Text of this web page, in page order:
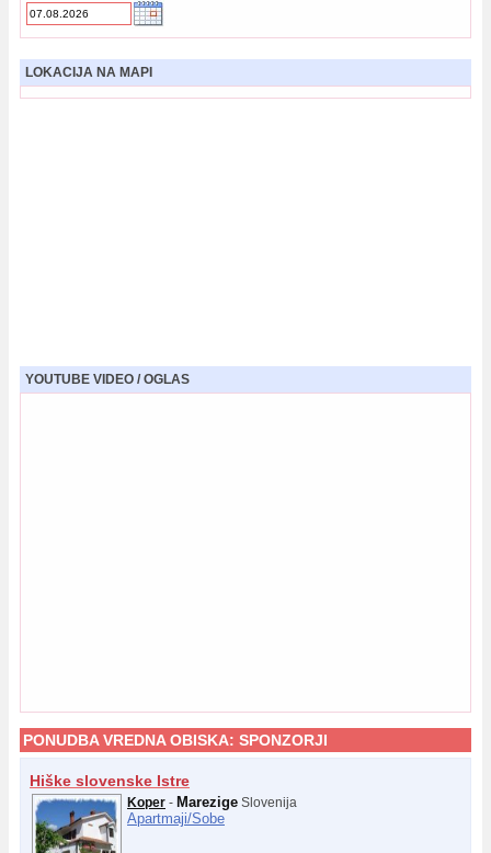
LOKACIJA NA MAPI
YOUTUBE VIDEO / OGLAS
PONUDBA VREDNA OBISKA: SPONZORJI
Hiške slovenske Istre
Koper - Marezige Slovenija
Apartmaji/Sobe